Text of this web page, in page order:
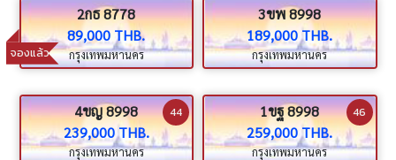
จองแล้ว
2กธ 8778
89,000 THB.
กรุงเทพมหานคร
3ขพ 8998
189,000 THB.
กรุงเทพมหานคร
4ขญ 8998
239,000 THB.
กรุงเทพมหานคร
44
1ขฐ 8998
259,000 THB.
กรุงเทพมหานคร
46